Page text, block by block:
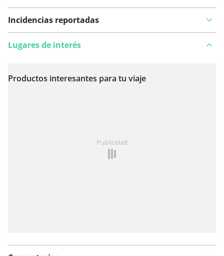
Incidencias reportadas
Ver en el mapa
Lugares de interés
Productos interesantes para tu viaje
Publicidad